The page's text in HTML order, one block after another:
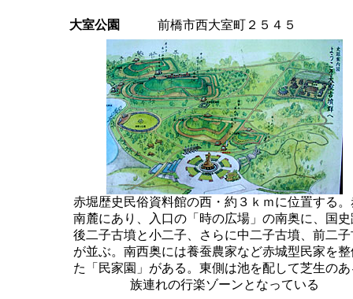
大室公園 前橋市西大室町２５４５
赤堀歴史民俗資料館の西・約３ｋｍに位置する
南麓にあり、入口の「時の広場」の南奥に、国
後二子古墳と小二子、さらに中二子古墳、前二
が並ぶ。南西奥には養蚕農家など赤城型民家を
た「民家園」がある。東側は池を配して芝生の
族連れの行楽ゾーンとなっている